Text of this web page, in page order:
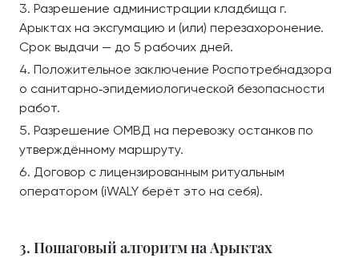
Разрешение администрации кладбища г.
Арыктах на эксгумацию и (или) перезахоронение.
Срок выдачи — до 5 рабочих дней.
Положительное заключение Роспотребнадзора
о санитарно‑эпидемиологической безопасности
работ.
Разрешение ОМВД на перевозку останков по
утверждённому маршруту.
Договор с лицензированным ритуальным
оператором (iWALY берёт это на себя).
3. Пошаговый алгоритм на Арыктах